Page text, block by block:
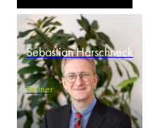
Sebastian Harschneck
Partner